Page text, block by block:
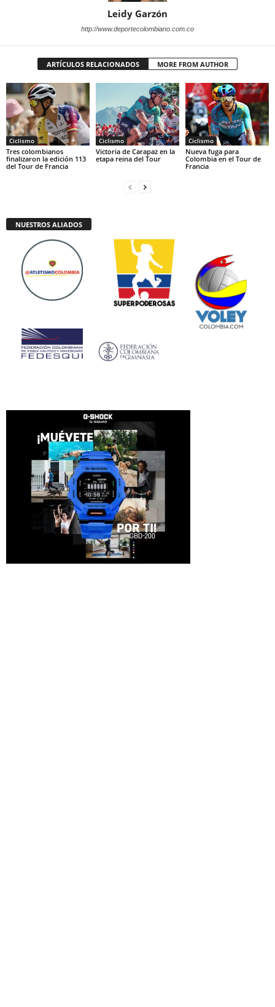
Leidy Garzón
http://www.deportecolombiano.com.co
ARTÍCULOS RELACIONADOS MORE FROM AUTHOR
Ciclismo
Tres colombianos
finalizaron la edición 113
del Tour de Francia
Ciclismo
Victoria de Carapaz en la
etapa reina del Tour
Ciclismo
Nueva fuga para
Colombia en el Tour de
Francia
NUESTROS ALIADOS